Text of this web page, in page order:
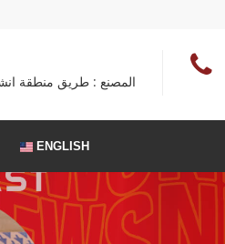
المصنع : طريق منطقة
ENGLISH